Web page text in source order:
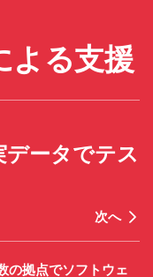
よる支援
データでテス
次へ
の拠点でソフトウェ